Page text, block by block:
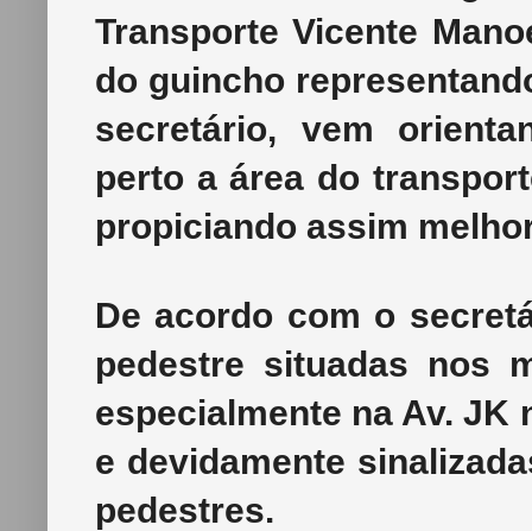
Transporte Vicente
do guincho
secretário, vem
perto a área do
propiciando assim
De acordo com o
pedestre situadas nos
especialmente na Av.
e devidamente
pedestres.